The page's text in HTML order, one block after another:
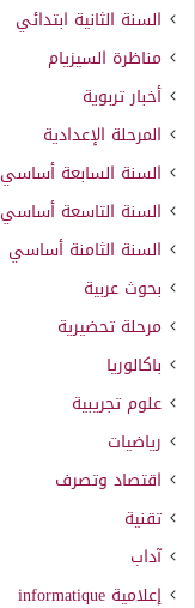
السنة الثانية ابتدائي
مناظرة السيزيام
أخبار تربوية
المرحلة الإعدادية
السنة السابعة أساسي
السنة التاسعة أساسي
السنة الثامنة أساسي
بحوث عربية
مرحلة تحضيرية
باكالوريا
علوم تجريبية
رياضيات
اقتصاد وتصرف
تقنية
آداب
إعلامية informatique